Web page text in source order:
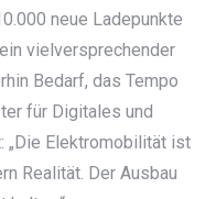
neue Ladepunkte
vielversprechender
Bedarf, das Tempo
für Digitales und
Elektromobilität ist
Realität. Der Ausbau